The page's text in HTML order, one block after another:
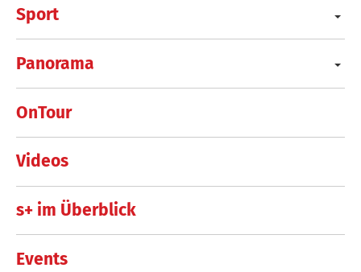
Sport
Panorama
OnTour
Videos
s+ im Überblick
Events